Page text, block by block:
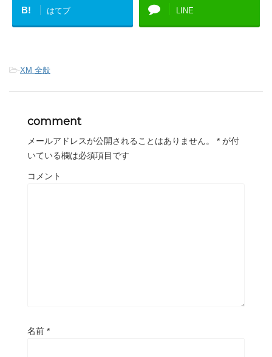
B! はてブ LINE
-XM 全般
comment
メールアドレスが公開されることはありません。 * が付
いている欄は必須項目です
コメント
名前 *